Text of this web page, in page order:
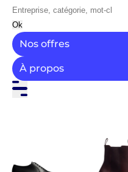
Ok
Nos offres
À propos